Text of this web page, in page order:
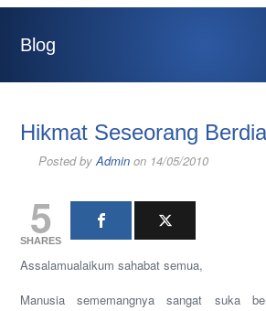
Blog
Hikmat Seseorang
Posted byAdmin on 14/05/2010
5
SHARES
Assalamualaikum sahabat semua,
Manusia sememangnya sangat suka